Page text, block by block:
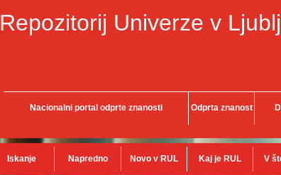
Repozitorij Univerze v
Nacionalni portal odprte znanosti Odprta znanost
Iskanje Napredno Novo v RUL Kaj je RUL V